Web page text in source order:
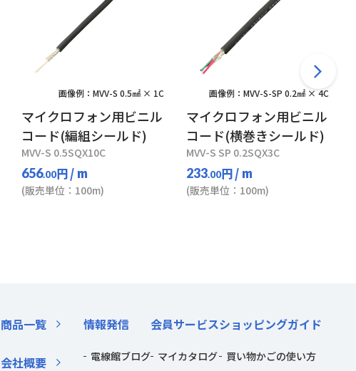
画像例：MVV-S 0.5㎟ × 1C
マイクロフォン用ビニル
コード(編組シールド)
MVV-S 0.5SQX10C
656.00円/ m
(販売単位：100m)
画像例：MVV-S-SP 0.2㎟ × 4C
マイクロフォン用ビニル
コード(横巻きシールド)
MVV-S SP 0.2SQX3C
233.00円/ m
(販売単位：100m)
商品一覧
会社概要
情報発信
電線館ブログ
会員サービス
マイカタログ
ショッピングガイド
買い物かごの使い方